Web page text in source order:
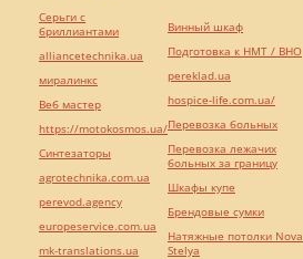
Серьги с
бриллиантами
alliancetechnika.ua
миралинкс
Веб мастер
https://motokosmos.ua/
Синтезаторы
agrotechnika.com.ua
perevod.agency
europeservice.com.ua
mk-translations.ua
Винный шкаф
Подготовка к НМТ / ВНО
pereklad.ua
hospice-life.com.ua/
Перевозка больных
Перевозка лежачих
больных за границу
Шкафы купе
Брендовые сумки
Натяжные потолки Nova
Stelya